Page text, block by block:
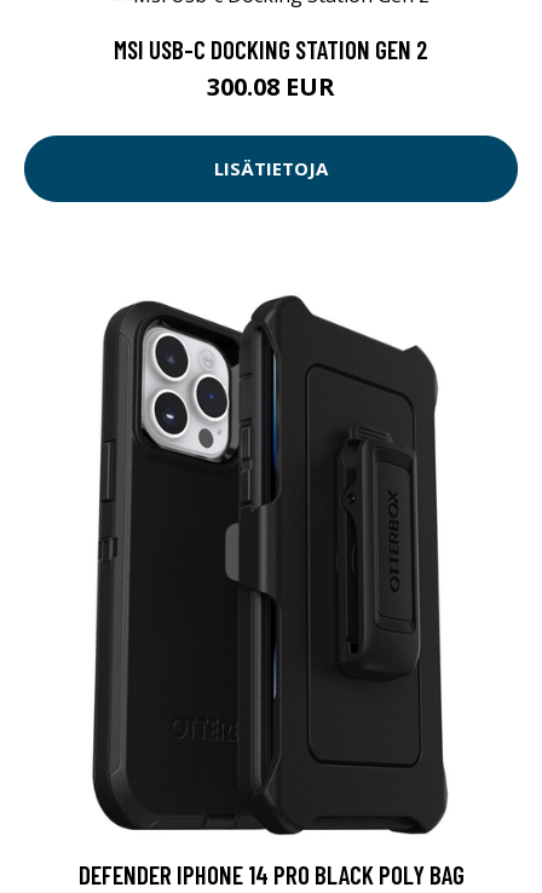
MSI USB-C DOCKING STATION GEN 2
300.08 EUR
LISÄTIETOJA
DEFENDER IPHONE 14 PRO BLACK POLY BAG